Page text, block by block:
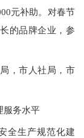
元补助。对春节
的品牌企业，参
，市人社局，市
务水平
全生产规范化建